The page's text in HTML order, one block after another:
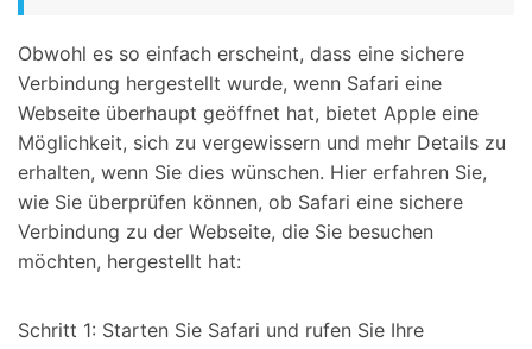
Obwohl es so einfach erscheint, dass eine sichere
Verbindung hergestellt wurde, wenn Safari eine
Webseite überhaupt geöffnet hat, bietet Apple eine
Möglichkeit, sich zu vergewissern und mehr Details zu
erhalten, wenn Sie dies wünschen. Hier erfahren Sie,
wie Sie überprüfen können, ob Safari eine sichere
Verbindung zu der Webseite, die Sie besuchen
möchten, hergestellt hat:
Schritt 1: Starten Sie Safari und rufen Sie Ihre